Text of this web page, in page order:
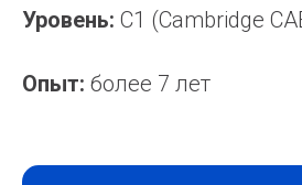
Уровень: C1 (Cambridge
Опыт: более 7 лет